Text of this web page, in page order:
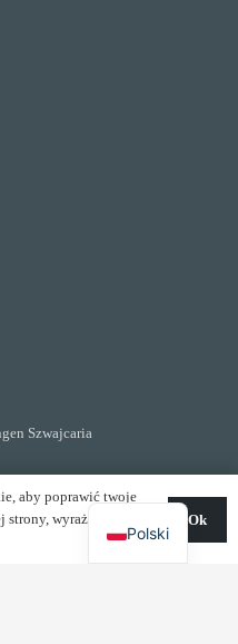
Szwajcaria
aby poprawić twoje
wyrażasz na to
Ok
Polski